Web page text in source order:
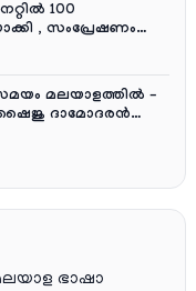
100
, സംപ്രേഷണം
9:30 ന്
മലയാളത്തിൽ –
ദാമോദരൻ
ഭാഷാ